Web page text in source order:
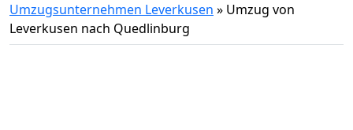
Umzugsunternehmen Leverkusen » Umzug von
Leverkusen nach Quedlinburg